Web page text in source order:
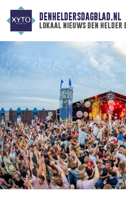
DENHELDERSDAGBLAD.NL
lokaal nieuws den helder